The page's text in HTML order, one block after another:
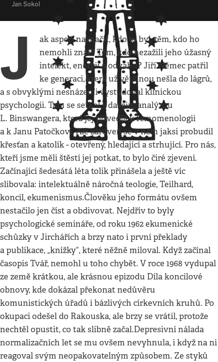
Jan Sokol
J
ak aspoň naznačit, kdo to byl, těm, kdo ho
nemohli znát? Těm, kdo nezažili jeho úžasný
intelekt, energii a odvahu? Jiří Němec patřil
ke generaci, která už většinou nešla do lágrů,
a s obvyklými nesnázemi vystudoval klinickou
psychologii. Tam se setkal s daseinsanalýzou
L. Binswangera, která jej přivedla k femomenologii
a k Janu Patočkovi. Ale zároveň se v něm jaksi probudil
křesťan a katolík - otevřený, hledající a strhující. Pro nás,
kteří jsme měli štěstí jej potkat, to bylo čiré zjevení.
Začínající šedesátá léta tolik přinášela a ještě víc
slibovala: intelektuálně náročná teologie, Teilhard,
koncil, ekumenismus.Člověku jeho formátu ovšem
nestačilo jen číst a obdivovat. Nejdřív to byly
psychologické semináře, od roku 1962 ekumenické
schůzky v Jirchářích a brzy nato i první překlady
a publikace, „knížky“, které něžně miloval. Když začínal
časopis Tvář, nemohl u toho chybět. V roce 1968 vydupal
ze země krátkou, ale krásnou epizodu Díla koncilové
obnovy, kde dokázal překonat nedůvěru
komunistických úřadů i bázlivých církevních kruhů. Po
okupaci odešel do Rakouska, ale brzy se vrátil, protože
nechtěl opustit, co tak slibně začal.Depresivní nálada
normalizačních let se mu ovšem nevyhnula, i když na ni
reagoval svým neopakovatelným způsobem. Ze styků